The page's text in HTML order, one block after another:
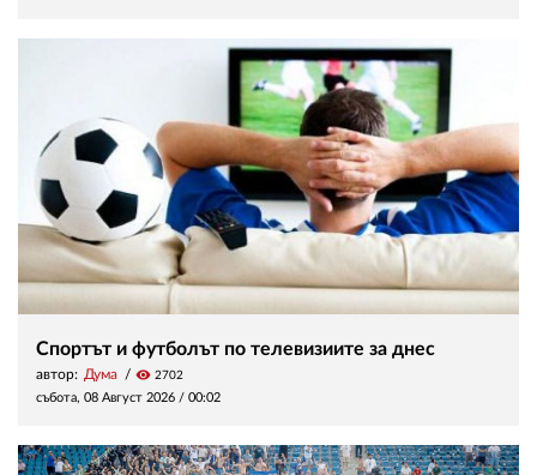
Спортът и футболът по телевизиите за днес
автор: Дума visibility 2702
събота, 08 Август 2026 / 00:02